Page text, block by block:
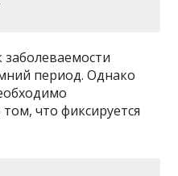
период. Однако
что фиксируется